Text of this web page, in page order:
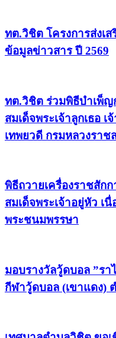
ทต.วิชิต โครงการส่งเ
ข้อมูลข่าวสาร ปี 2569
ทต.วิชิต ร่วมพิธีบำเพ็ญ
สมเด็จพระเจ้าลูกเธอ
เทพยวดี กรมหลวงรา
พิธีถวายเครื่องราชสัก
สมเด็จพระเจ้าอยู่หัว เ
พระชนมพรรษา
มอบรางวัลวู้ดบอล ”รา
กีฬาวู้ดบอล (เขาแดง)